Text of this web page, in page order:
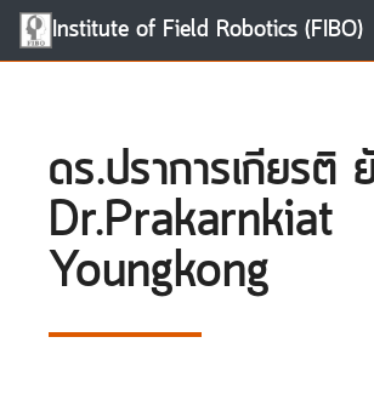
Skip
Institute of Field Robotics (FIBO)
ดร.ปราการเกียรติ
Dr.Prakarnkiat
Youngkong